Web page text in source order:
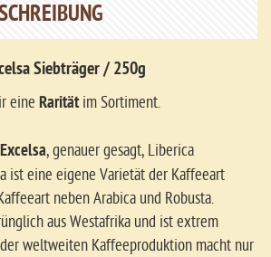
Siebträger / 250g
eine Raritätim Sortiment.
Excelsa, genauer gesagt, Liberica
ist eine eigene Varietät der Kaffeeart
neben Arabica und Robusta.
aus Westafrika und ist extrem
weltweiten Kaffeeproduktion macht nur